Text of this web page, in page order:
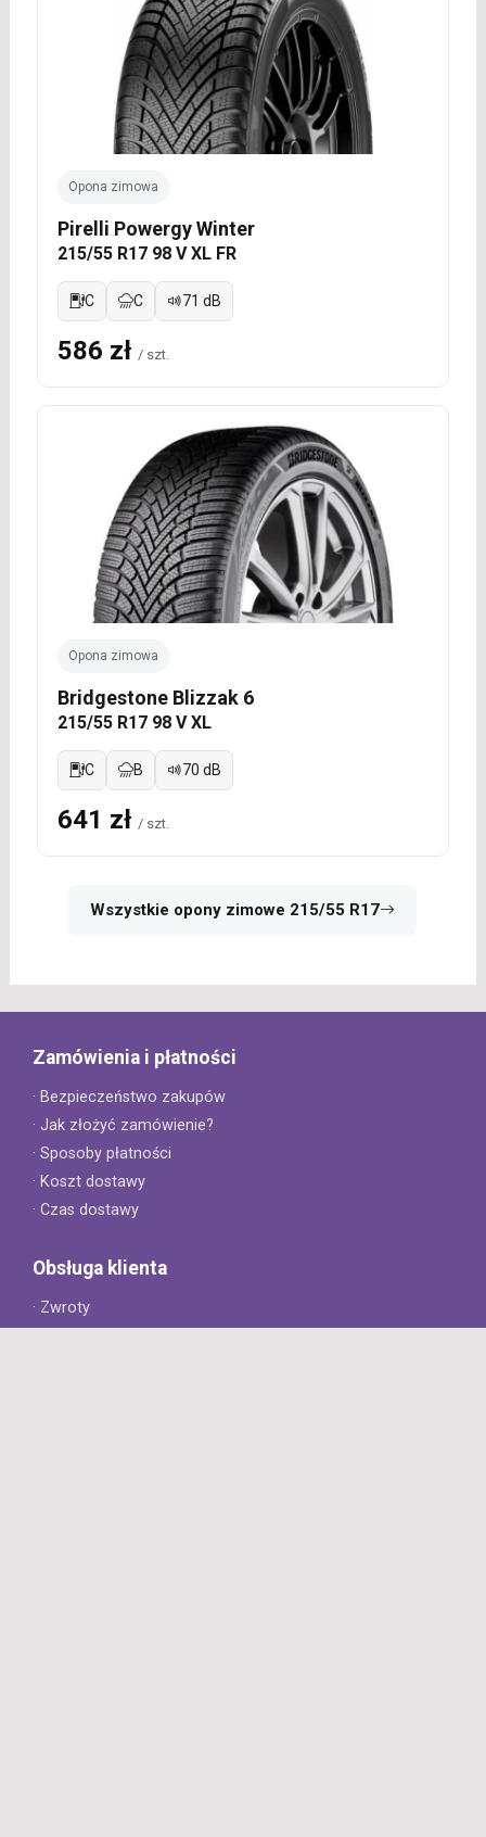
Opona zimowa
Pirelli Powergy Winter
215/55 R17 98 V XL FR
C C 71 dB
586 zł / szt.
Opona zimowa
Bridgestone Blizzak 6
215/55 R17 98 V XL
C B 70 dB
641 zł / szt.
Wszystkie opony zimowe 215/55 R17
Zamówienia i płatności
· Bezpieczeństwo zakupów
· Jak złożyć zamówienie?
· Sposoby płatności
· Koszt dostawy
· Czas dostawy
Obsługa klienta
· Zwroty